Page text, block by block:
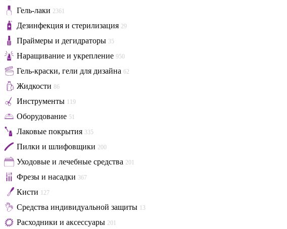
Гель-лаки 2361
Дезинфекция и стерилизация 29
Праймеры и дегидраторы 35
Наращивание и укрепление 950
Гель-краски, гели для дизайна 62
Жидкости 86
Инструменты 119
Оборудование 51
Лаковые покрытия 335
Пилки и шлифовщики 200
Уходовые и лечебные средства 201
Фрезы и насадки 367
Кисти 127
Средства индивидуальной защиты 13
Расходники и аксессуары 201